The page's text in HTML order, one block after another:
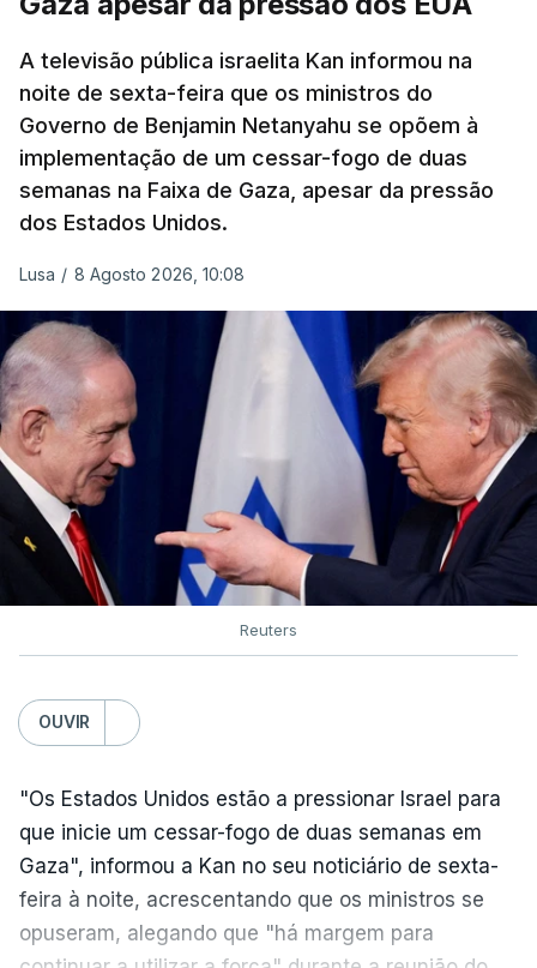
A televisão pública israelita Kan informou na
noite de sexta-feira que os ministros do
Governo de Benjamin Netanyahu se opõem à
implementação de um cessar-fogo de duas
semanas na Faixa de Gaza, apesar da pressão
dos Estados Unidos.
Lusa / 8 Agosto 2026, 10:08
Reuters
OUVIR
"Os Estados Unidos estão a pressionar Israel para
que inicie um cessar-fogo de duas semanas em
Gaza", informou a Kan no seu noticiário de sexta-
feira à noite, acrescentando que os ministros se
opuseram, alegando que "há margem para